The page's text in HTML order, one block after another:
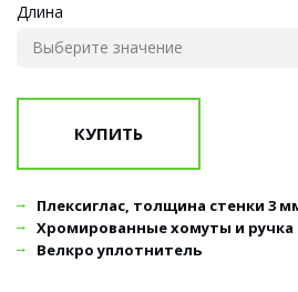
Длина
КУПИТЬ
Плексиглас, толщина стенки 3
Хромированные хомуты и ручка
Велкро уплотнитель